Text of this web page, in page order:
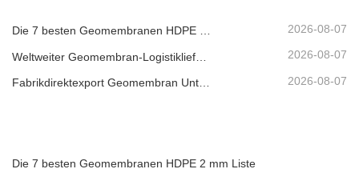
Die 7 besten Geomembranen HDPE 2 mm Liste 2026-08-07
2026-08-07
2026-08-07
Die 7 besten Geomembranen HDPE 2 mm Liste